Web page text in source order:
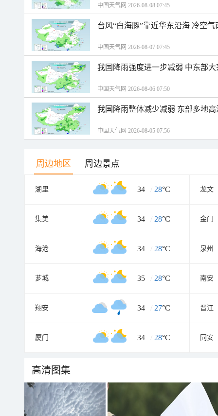
中国天气网 2026-08-08 07:45
台风“白海豚”靠近华东沿海 冷空
中国天气网 2026-08-07 07:45
我国降雨强度进一步减弱 中东部
中国天气网 2026-08-06 07:50
我国降雨整体减少减弱 东部多地
中国天气网 2026-08-05 07:56
周边地区 周边景点
湖里 34 / 28°C 龙文
集美 34 / 28°C 金门
海沧 34 / 28°C 泉州
芗城 35 / 28°C 南安
翔安 34 / 27°C 晋江
厦门 34 / 28°C 同安
高清图集